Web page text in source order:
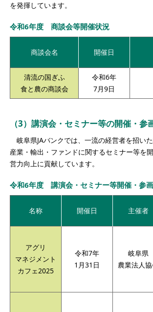
を発揮しています。
令和6年度 商談会等開催状況
商談会名 開催日
清流の国ぎふ
食と農の商談会
令和6年
7月9日
（3）講演会・セミナー等の開催・参
岐阜県JAバンクでは、一流の経営者を招い
産業・輸出・ファンドに関するセミナー等を
営力向上に貢献しています。
令和6年度 講演会・セミナー等開催・参
名称 開催日 主催者
アグリ
マネジメント
カフェ2025
令和7年
1月31日
岐阜県
農業法人